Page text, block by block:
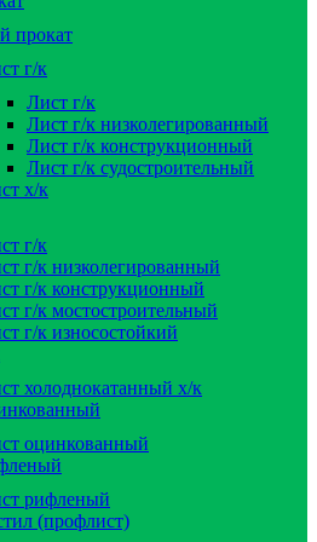
прокат
г/к
Лист г/к
Лист г/к низколегированный
Лист г/к конструкционный
Лист г/к судостроительный
х/к
г/к
г/к низколегированный
г/к конструкционный
г/к мостостроительный
г/к износостойкий
холоднокатанный х/к
оцинкованный
рифленый
(профлист)